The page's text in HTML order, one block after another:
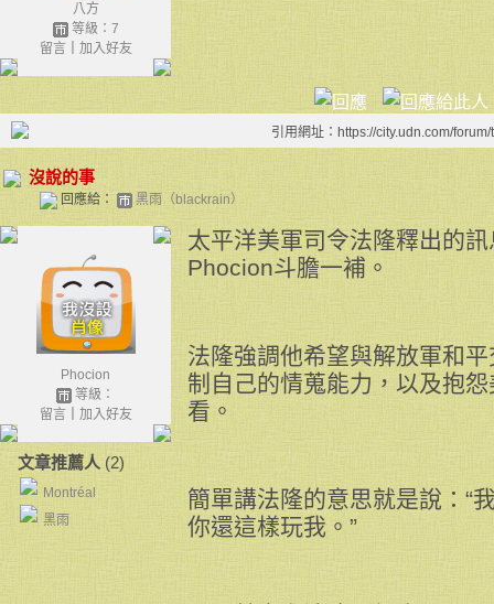
八方
等級：7
留言｜ 加入好友
引用網址：https://city.udn.com/
沒說的事
回應給： 黑雨（blackrain）
Phocion
等級：
留言｜ 加入好友
文章推薦人(2)
Montréal
黑雨
太平洋美軍司令法隆釋出的
Phocion斗膽一補。
法隆強調他希望與解放軍和
制自己的情蒐能力，以及抱
看。
簡單講法隆的意思就是說：“
你還這樣玩我。”